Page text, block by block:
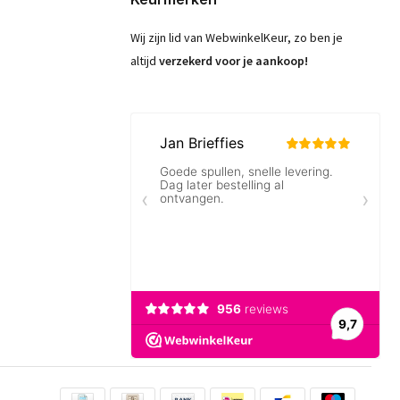
Wij zijn lid van WebwinkelKeur, zo ben je
altijd verzekerd voor je aankoop!